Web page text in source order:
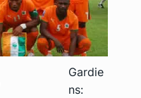
Gardie
ns: